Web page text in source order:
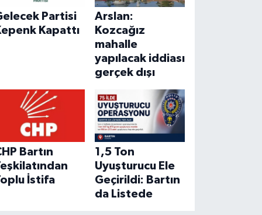
Partisi
Kapattı
Arslan:
Kozcağız
mahalle
yapılacak iddiası
gerçek dışı
Bartın
İstifa
1,5 Ton
Uyuşturucu Ele
Geçirildi: Bartın
da Listede